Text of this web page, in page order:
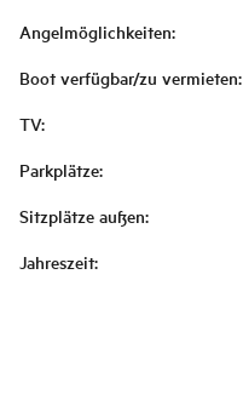
Angelmöglichkeiten:
Boot verfügbar/zu vermieten:
TV:
Parkplätze:
Sitzplätze außen:
Jahreszeit: